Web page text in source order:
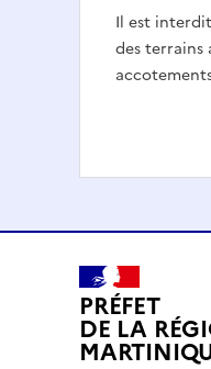
Il est
des terrains
PRÉFET
DE LA